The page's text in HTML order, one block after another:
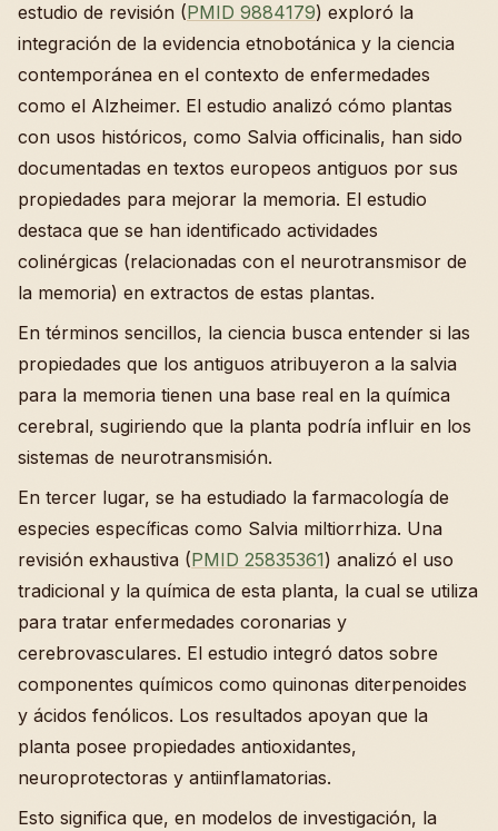
estudio de revisión (PMID 9884179) exploró la
integración de la evidencia etnobotánica y la ciencia
contemporánea en el contexto de enfermedades
como el Alzheimer. El estudio analizó cómo plantas
con usos históricos, como Salvia officinalis, han sido
documentadas en textos europeos antiguos por sus
propiedades para mejorar la memoria. El estudio
destaca que se han identificado actividades
colinérgicas (relacionadas con el neurotransmisor de
la memoria) en extractos de estas plantas.
En términos sencillos, la ciencia busca entender si las
propiedades que los antiguos atribuyeron a la salvia
para la memoria tienen una base real en la química
cerebral, sugiriendo que la planta podría influir en los
sistemas de neurotransmisión.
En tercer lugar, se ha estudiado la farmacología de
especies específicas como Salvia miltiorrhiza. Una
revisión exhaustiva (PMID 25835361) analizó el uso
tradicional y la química de esta planta, la cual se utiliza
para tratar enfermedades coronarias y
cerebrovasculares. El estudio integró datos sobre
componentes químicos como quinonas diterpenoides
y ácidos fenólicos. Los resultados apoyan que la
planta posee propiedades antioxidantes,
neuroprotectoras y antiinflamatorias.
Esto significa que, en modelos de investigación, la